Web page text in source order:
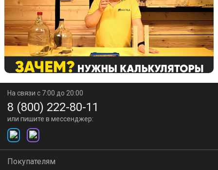
На связи с 7:00 до 20:00
8 (800) 222-80-11
или пишите в мессенджер:
Покупателям